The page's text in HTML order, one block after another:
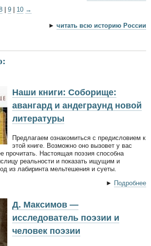
9 10 →
► читать всю историю России
Наши книги: Соборище:
авангард и андеграунд новой
литературы
Предлагаем ознакомиться с предисловием к
этой книге. Возможно оно вызовет у вас
прочитать. Настоящая поэзия способна
реальности и показать ищущим и
из лабиринта мельтешения и суеты.
► Подробнее
Д. Максимов —
исследователь поэзии и
человек поэзии